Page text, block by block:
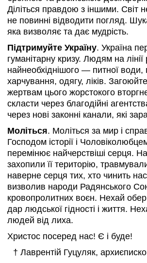
Діліться правдою з іншими. Світ
не повинні відводити погляд.
яка визволяє та дає мудрість.
Підтримуйте Україну. Україна
гуманітарну кризу. Людям на
найнеобхіднішого — питної води,
харчування, одягу, ліків.
жертвам цього жорстокого
скласти через благодійні
через нові законні канали, які
Моліться. Моліться за мир і
Господом історії і
перемінює найчерствіші серця.
захопили її територію,
наверне серця тих, хто чинить
визволив народи Радянського
кровопролитних воєн. Нехай
дар людської гідності і життя.
людей від лиха.
Христос посеред нас! Є і буде!
† Лаврентій Гуцуляк,